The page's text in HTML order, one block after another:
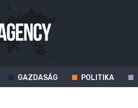
GAZDASÁG POLITIKA